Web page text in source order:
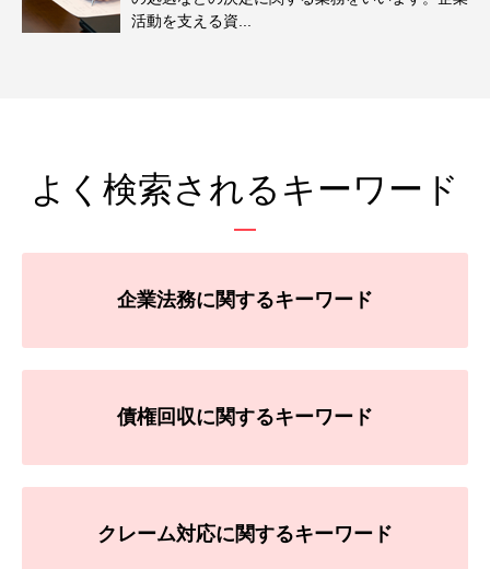
活動を支える資...
よく検索されるキーワード
企業法務に関するキーワード
債権回収に関するキーワード
クレーム対応に関するキーワード